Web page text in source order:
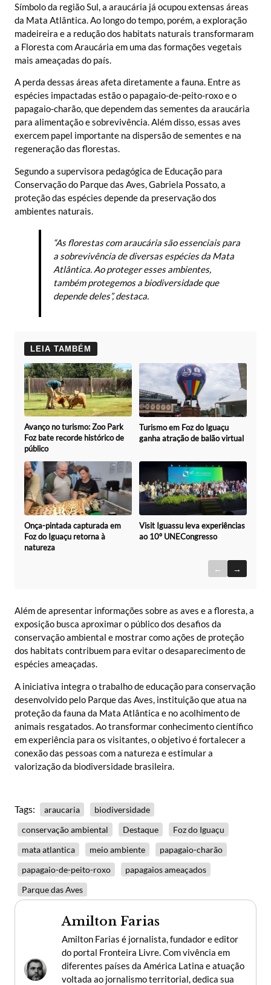
Símbolo da região Sul, a araucária já ocupou extensas áreas
da Mata Atlântica. Ao longo do tempo, porém, a exploração
madeireira e a redução dos habitats naturais transformaram
a Floresta com Araucária em uma das formações vegetais
mais ameaçadas do país.
A perda dessas áreas afeta diretamente a fauna. Entre as
espécies impactadas estão o papagaio-de-peito-roxo e o
papagaio-charão, que dependem das sementes da araucária
para alimentação e sobrevivência. Além disso, essas aves
exercem papel importante na dispersão de sementes e na
regeneração das florestas.
Segundo a supervisora pedagógica de Educação para
Conservação do Parque das Aves, Gabriela Possato, a
proteção das espécies depende da preservação dos
ambientes naturais.
“As florestas com araucária são essenciais para
a sobrevivência de diversas espécies da Mata
Atlântica. Ao proteger esses ambientes,
também protegemos a biodiversidade que
depende deles”, destaca.
LEIA TAMBÉM
Avanço no turismo: Zoo Park
Foz bate recorde histórico de
público
Turismo em Foz do Iguaçu
ganha atração de balão virtual
Onça-pintada capturada em
Foz do Iguaçu retorna à
natureza
Visit Iguassu leva experiências
ao 10º UNECongresso
← →
Além de apresentar informações sobre as aves e a floresta, a
exposição busca aproximar o público dos desafios da
conservação ambiental e mostrar como ações de proteção
dos habitats contribuem para evitar o desaparecimento de
espécies ameaçadas.
A iniciativa integra o trabalho de educação para conservação
desenvolvido pelo Parque das Aves, instituição que atua na
proteção da fauna da Mata Atlântica e no acolhimento de
animais resgatados. Ao transformar conhecimento científico
em experiência para os visitantes, o objetivo é fortalecer a
conexão das pessoas com a natureza e estimular a
valorização da biodiversidade brasileira.
Tags: araucaria
biodiversidade
conservação ambiental
Destaque
Foz do Iguaçu
mata atlantica
meio ambiente
papagaio-charão
papagaio-de-peito-roxo
papagaios ameaçados
Parque das Aves
Amilton Farias
Amilton Farias é jornalista, fundador e editor
do portal Fronteira Livre. Com vivência em
diferentes países da América Latina e atuação
voltada ao jornalismo territorial, dedica sua